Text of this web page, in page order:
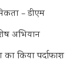
– डीएम
अभियान
का किया पर्दाफाश